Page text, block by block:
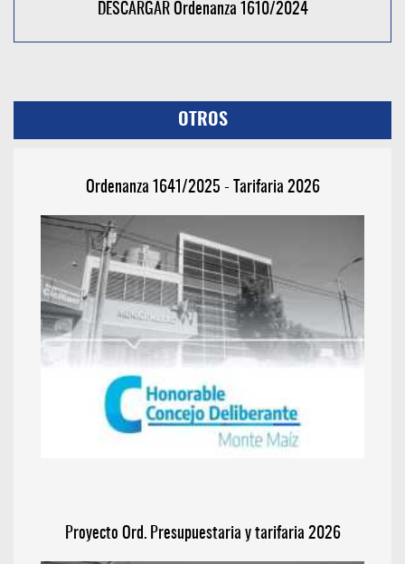
DESCARGAR Ordenanza 1610/2024
OTROS
Ordenanza 1641/2025 - Tarifaria 2026
Proyecto Ord. Presupuestaria y tarifaria 2026